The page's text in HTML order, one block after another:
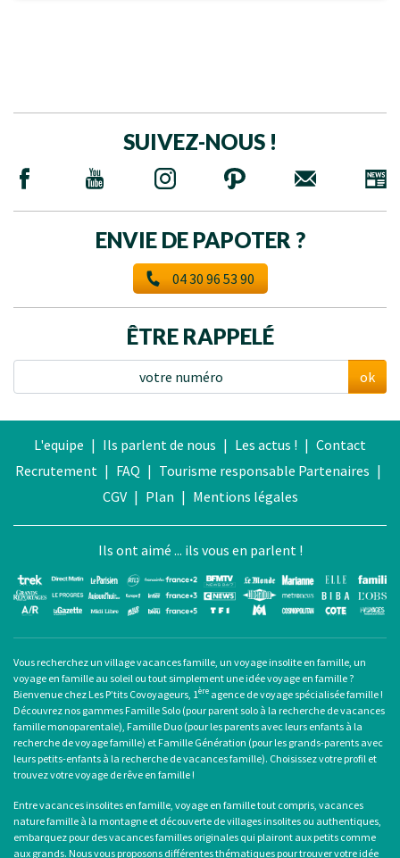
SUIVEZ-NOUS !
ENVIE DE PAPOTER ?
04 30 96 53 90
ÊTRE RAPPELÉ
ok
L'equipe | Ils parlent de nous | Les actus ! | Contact
Recrutement | FAQ | Tourisme responsable Partenaires |
CGV | Plan | Mentions légales
Ils ont aimé ... ils vous en parlent !
Vous recherchez un village vacances famille , un voyage insolite en famille , un
voyage en famille au soleil ou tout simplement une idée voyage en famille ?
Bienvenue chez Les P’tits Covoyageurs, 1ère agence de voyage spécialisée famille !
Découvrez nos gammes Famille Solo (pour parent solo à la recherche devacances
famille monoparentale), Famille Duo (pour les parents avec leurs enfants à la
recherche de voyage famille) et Famille Génération (pour les grands-parents avec
leurs petits-enfants à la recherche de vacances famille). Choisissez votre profil et
trouvez votre voyage de rêve en famille !
Entrevacances insolites en famille voyage en famille tout compris , vacances
nature famille à la montagne et découverte de villages insolites ou authentiques,
embarquez pour desvacances familles originales qui plairont aux petits comme
aux grands. Nous vous proposons différentes thématiques pour trouver votre idée